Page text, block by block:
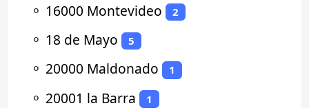
⚬ 16000 Montevideo 2
⚬ 18 de Mayo 5
⚬ 20000 Maldonado 1
⚬ 20001 la Barra 1